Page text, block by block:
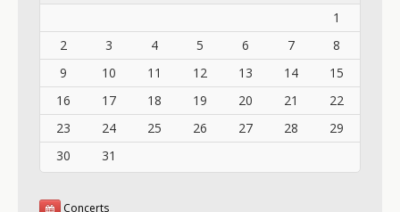
1
2
3 4 5 6 7
8
9
10 11 12 13 14
15
16
17 18 19 20 21
22
23
24 25 26 27 28
29
30
31
Concerts